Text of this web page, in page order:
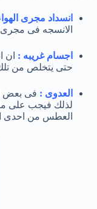
انسداد مجرى
الانسجه فى مجرى
اجسام غريبه : ان
حتى يتخلص من تلك
العدوى : فى بعض
لذلك فيجب على
العطس من احدى